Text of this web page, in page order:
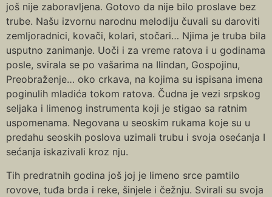
još nije zaboravljena. Gotovo da nije bilo proslave bez
trube. Našu izvornu narodnu melodiju čuvali su daroviti
zemljoradnici, kovači, kolari, stočari… Njima je truba bila
usputno zanimanje. Uoči i za vreme ratova i u godinama
posle, svirala se po vašarima na Ilindan, Gospojinu,
Preobraženje… oko crkava, na kojima su ispisana imena
poginulih mladića tokom ratova. Čudna je vezi srpskog
seljaka i limenog instrumenta koji je stigao sa ratnim
uspomenama. Negovana u seoskim rukama koje su u
predahu seoskih poslova uzimali trubu i svoja osećanja I
sećanja iskazivali kroz nju.
Tih predratnih godina još joj je limeno srce pamtilo
rovove, tuđa brda i reke, šinjele i čežnju. Svirali su svoja